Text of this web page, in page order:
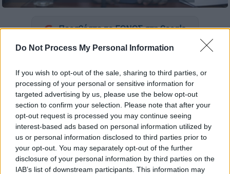
Do Not Process My Personal Information
If you wish to opt-out of the sale, sharing to third parties, or
processing of your personal or sensitive information for
targeted advertising by us, please use the below opt-out
section to confirm your selection. Please note that after your
opt-out request is processed you may continue seeing
interest-based ads based on personal information utilized by
us or personal information disclosed to third parties prior to
your opt-out. You may separately opt-out of the further
disclosure of your personal information by third parties on the
IAB’s list of downstream participants. This information may
Προσθέστε το ΕΘΝΟΣ στη Google
διευθύντρια Διαχείρισης και Μεταρρύθμισης
τουΔιεθνούς Οργανισμού Μετανάστευσης
(ΔΟΜ), Σούνγκα Λι καθώς και με την
επικεφαλής του ΔΟΜ Ελλάδας,Σάνια
Λούκοβατς, είχε σήμερα ουπουργός
Μετανάστευσης και Ασύλου,Θάνος Πλεύρης.
ΔΙΑΒΑΣΤΕ ΕΠΙΣΗΣ